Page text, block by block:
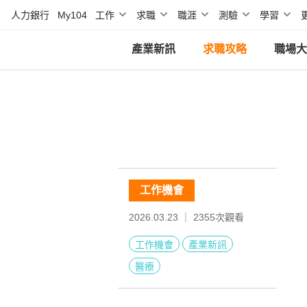
人力銀行 My104 工作 求職 職涯 測驗 學習
產業新訊 求職攻略 職場
工作機會
2026.03.23 ｜ 2355次觀看
工作機會
產業新訊
醫療